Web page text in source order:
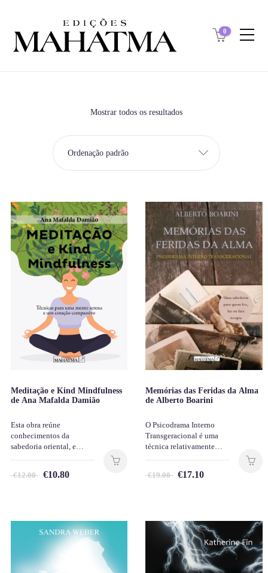
0
Mostrar todos os resultados
Ordenação padrão
Meditação e Kind Mindfulness
de Ana Mafalda Damião
Esta obra reúne
conhecimentos da
sabedoria oriental, e…
€12.00 €10.80
Memórias das Feridas da Alma
de Alberto Boarini
O Psicodrama Interno
Transgeracional é uma
técnica relativamente…
€19.00 €17.10